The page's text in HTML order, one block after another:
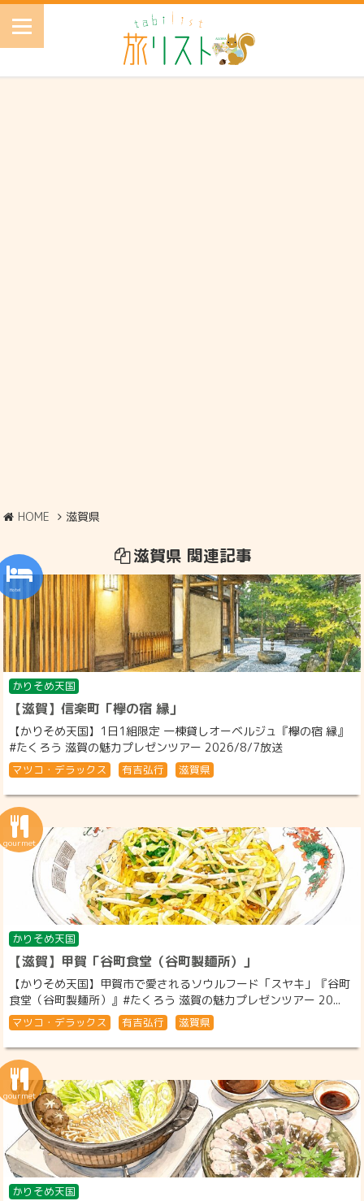
HOME 滋賀県
滋賀県 関連記事
かりそめ天国
【滋賀】信楽町「欅の宿 縁」
【かりそめ天国】1日1組限定 一棟貸しオーベルジュ『欅の宿 縁』
#たくろう 滋賀の魅力プレゼンツアー 2026/8/7放送
マツコ・デラックス 有吉弘行 滋賀県
かりそめ天国
【滋賀】甲賀「谷町食堂（谷町製麺所）」
【かりそめ天国】甲賀市で愛されるソウルフード「スヤキ」『谷町
食堂（谷町製麺所）』#たくろう 滋賀の魅力プレゼンツアー 20...
マツコ・デラックス 有吉弘行 滋賀県
かりそめ天国